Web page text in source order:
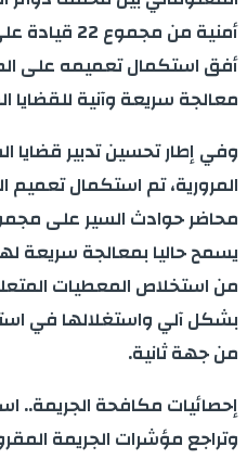
أمنية من
أفق استكمال تعميمه على
معالجة سريعة وآنية للقضايا
وفي إطار تحسين تدبير قضايا
المرورية، تم استكمال تعميم
محاضر حوادث السير على
يسمح حاليا بمعالجة سريعة
من استخلاص المعطيات
بشكل آلي واستغلالها في
من جهة ثانية.
إحصائيات مكافحة الجريمة..
وتراجع مؤشرات الجريمة